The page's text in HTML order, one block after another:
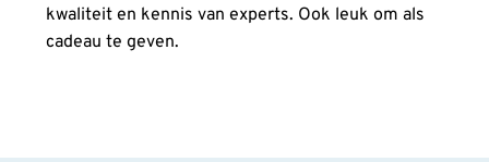
kwaliteit en kennis van experts. Ook leuk om als
cadeau te geven.